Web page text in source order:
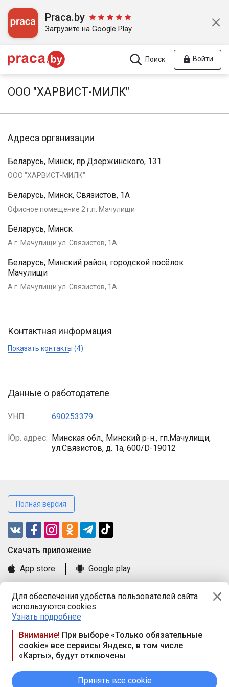
Для обеспечения удобства пользователей сайта
используются cookies.
Узнать подробнее
Внимание! При выборе «Только обязательные
cookie» все сервисы Яндекс, в том числе
«Карты», будут отключены
Принять все cookie
Praca.by
Загрузите на Google Play
Поиск Войти
ООО "ХАРВИСТ-МИЛК"
Адреса организации
Беларусь, Минск, пр.Дзержинского, 131
ООО "ХАРВИСТ-МИЛК"
Беларусь, Минск, Связистов, 1А
Офисное помещение 2 г.п. Мачулищи
Беларусь, Минск
А.г. Мачулищи ул. Связистов, 1А
Беларусь, Минский район, городской посёлок
Мачулищи
А.г. Мачулищи ул. Связистов, 1А
Контактная информация
Показать контакты (4)
Данные о работодателе
УНП: 690253379
Юр. адрес:
Минская обл., Минский р-н., гп.Мачулищи,
ул.Связистов, д. 1а, 600/D-19012
Полная версия
Cкачать приложение
App store
Google play
Книга замечаний и предложений
Правила и документы
Praca.by © 2000—2026, ООО «ПРАЦА БАЙ»
Республика Беларусь, 220114, г. Минск, пр-т Независимости
117а, пом. № 9.
вых. дн. — сб., вс.
Режим работы сайта — круглосуточно. E-mail ООО «ПРАЦА